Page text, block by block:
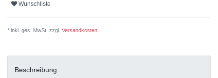
Wunschliste
* inkl. ges. MwSt. zzgl. Versandkosten
Beschreibung